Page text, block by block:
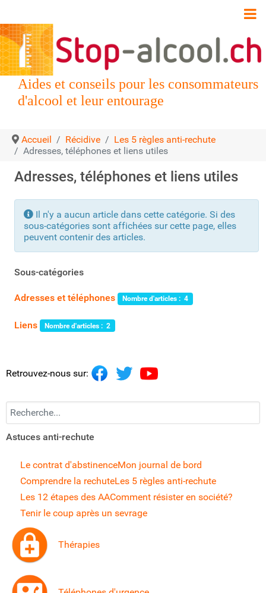
Aides et conseils pour les consommateurs
d'alcool et leur entourage
Accueil Récidive
Les 5 règles anti-rechute
Adresses, téléphones et liens utiles
Adresses, téléphones et liens utiles
Info
Il n'y a aucun article dans cette catégorie. Si des
sous-catégories sont affichées sur cette page, elles
peuvent contenir des articles.
Sous-catégories
Adresses et téléphones Nombre d'articles : 4
Liens Nombre d'articles : 2
Retrouvez-nous sur:
Recherchez...
Astuces anti-rechute
Le contrat d'abstinenceMon journal de bord
Comprendre la rechuteLes 5 règles anti-rechute
Les 12 étapes des AAComment résister en société?
Tenir le coup après un sevrage
Thérapies